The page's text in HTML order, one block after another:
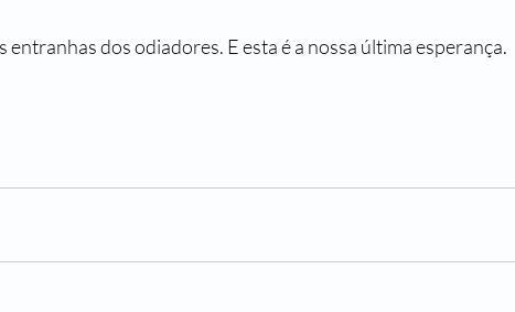
entranhas dos odiadores. E esta é a nossa última esperança.